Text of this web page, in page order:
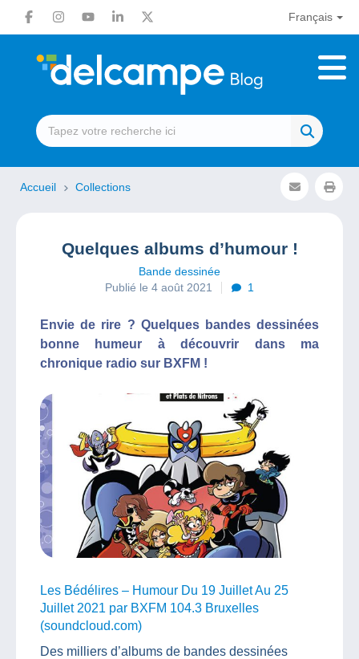
Français
Accueil Collections
Quelques albums d’humour !
Bande dessinée
Publié le 4 août 2021
1
Envie de rire ? Quelques bandes dessinées
bonne humeur à découvrir dans ma
chronique radio sur BXFM !
Les Bédélires – Humour Du 19 Juillet Au 25
Juillet 2021 par BXFM 104.3 Bruxelles
(soundcloud.com)
Des milliers d’albums de bandes dessinées